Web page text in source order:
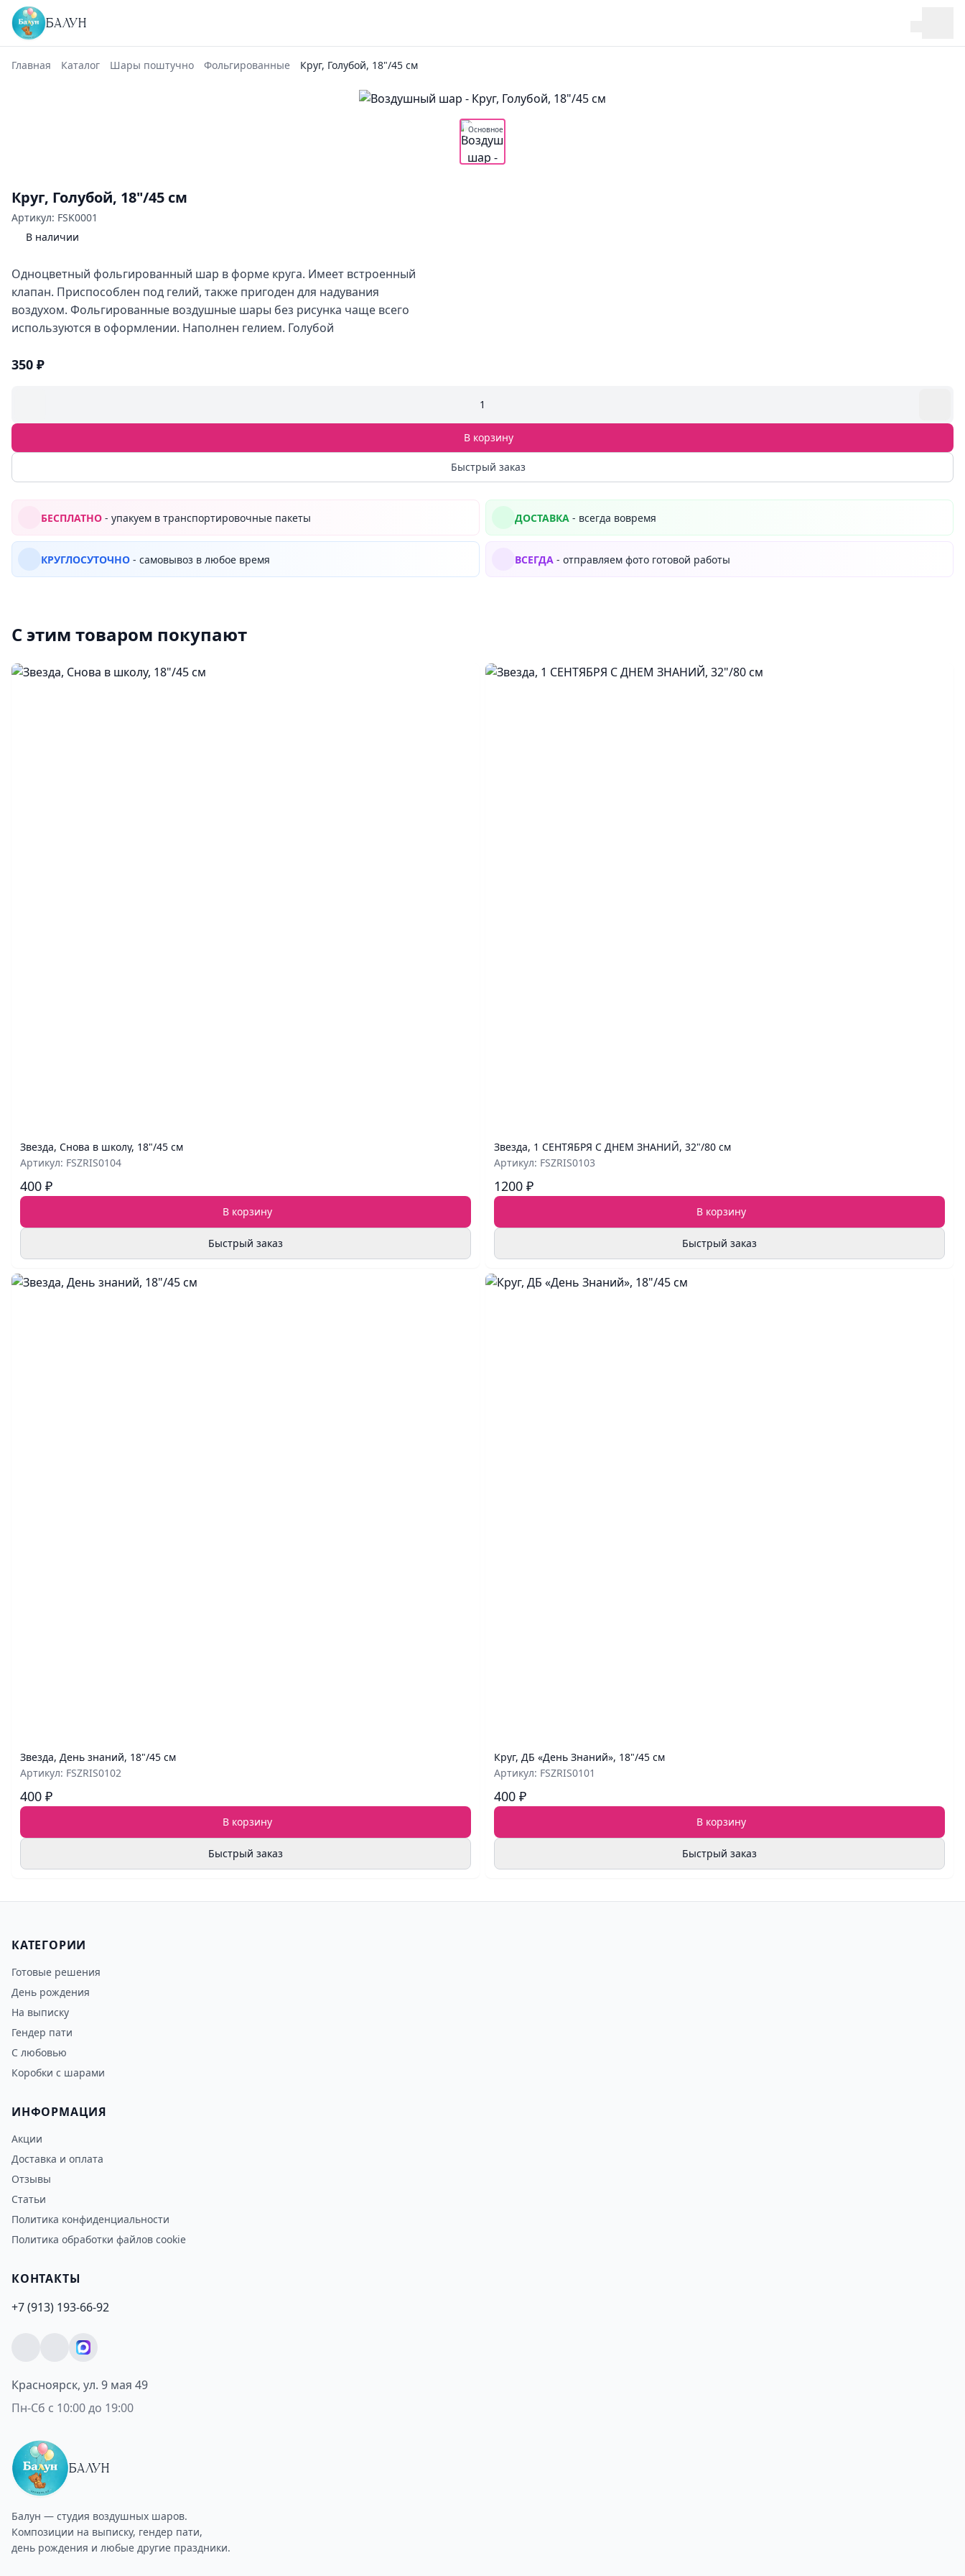
БАЛУН
Главная Каталог Шары поштучно Фольгированные Круг, Голубой, 18"/45 см
Основное
Круг, Голубой, 18"/45 см
Артикул: FSK0001
В наличии
Одноцветный фольгированный шар в форме круга. Имеет встроенный
клапан. Приспособлен под гелий, также пригоден для надувания
воздухом. Фольгированные воздушные шары без рисунка чаще всего
используются в оформлении. Наполнен гелием. Голубой
350 ₽
1
В корзину
Быстрый заказ
БЕСПЛАТНО - упакуем в транспортировочные пакеты ДОСТАВКА - всегда вовремя
КРУГЛОСУТОЧНО - самовывоз в любое время ВСЕГДА - отправляем фото готовой работы
С этим товаром покупают
Звезда, Снова в школу, 18"/45 см
Артикул: FSZRIS0104
400 ₽
В корзину
Быстрый заказ
Звезда, 1 СЕНТЯБРЯ С ДНЕМ ЗНАНИЙ, 32"/80 см
Артикул: FSZRIS0103
1200 ₽
В корзину
Быстрый заказ
Звезда, День знаний, 18"/45 см
Артикул: FSZRIS0102
400 ₽
В корзину
Быстрый заказ
Круг, ДБ «День Знаний», 18"/45 см
Артикул: FSZRIS0101
400 ₽
В корзину
Быстрый заказ
КАТЕГОРИИ
Готовые решения
День рождения
На выписку
Гендер пати
С любовью
Коробки с шарами
ИНФОРМАЦИЯ
Акции
Доставка и оплата
Отзывы
Статьи
Политика конфиденциальности
Политика обработки файлов cookie
КОНТАКТЫ
+7 (913) 193-66-92
Красноярск, ул. 9 мая 49
Пн-Сб с 10:00 до 19:00
БАЛУН
Балун — студия воздушных шаров.
Композиции на выписку, гендер пати,
день рождения и любые другие праздники.